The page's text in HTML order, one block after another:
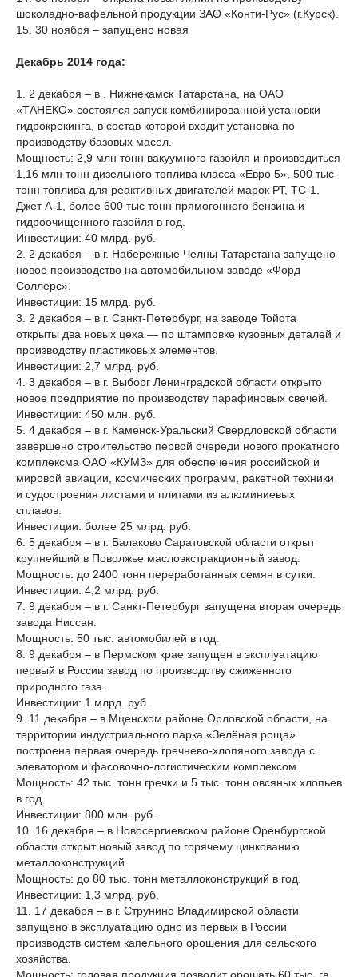
шоколадно-вафельной продукции ЗАО «Конти-Рус» (г.Курск).
15. 30 ноября – запущено новая
Декабрь 2014 года:
1. 2 декабря – в . Нижнекамск Татарстана, на ОАО
«ТАНЕКО» состоялся запуск комбинированной установки
гидрокрекинга, в состав которой входит установка по
производству базовых масел.
Мощность: 2,9 млн тонн вакуумного газойля и производиться
1,16 млн тонн дизельного топлива класса «Евро 5», 500 тыс
тонн топлива для реактивных двигателей марок РТ, ТС-1,
Джет А-1, более 600 тыс тонн прямогонного бензина и
гидроочищенного газойля в год.
Инвестиции: 40 млрд. руб.
2. 2 декабря – в г. Набережные Челны Татарстана запущено
новое производство на автомобильном заводе «Форд
Соллерс».
Инвестиции: 15 млрд. руб.
3. 2 декабря – в г. Санкт-Петербург, на заводе Toйота
открыты два новых цеха — по штамповке кузовных деталей и
производству пластиковых элементов.
Инвестиции: 2,7 млрд. руб.
4. 3 декабря – в г. Выборг Ленинградской области открыто
новое предприятие по производству парафиновых свечей.
Инвестиции: 450 млн. руб.
5. 4 декабря – в г. Каменск-Уральский Свердловской области
завершено строительство первой очереди нового прокатного
комплексма ОАО «КУМЗ» для обеспечения российской и
мировой авиации, космических программ, ракетной техники
и судостроения листами и плитами из алюминиевых
сплавов.
Инвестиции: более 25 млрд. руб.
6. 5 декабря – в г. Балаково Саратовской области открыт
крупнейший в Поволжье маслоэкстракционный завод.
Мощность: до 2400 тонн переработанных семян в сутки.
Инвестиции: 4,2 млрд. руб.
7. 9 декабря – в г. Санкт-Петербург запущена вторая очередь
завода Ниссан.
Мощность: 50 тыс. автомобилей в год.
8. 9 декабря – в Пермском крае запущен в эксплуатацию
первый в России завод по производству сжиженного
природного газа.
Инвестиции: 1 млрд. руб.
9. 11 декабря – в Мценском районе Орловской области, на
территории индустриального парка «Зелёная роща»
построена первая очередь гречнево-хлопяного завода с
элеватором и фасовочно-логистическим комплексом.
Мощность: 42 тыс. тонн гречки и 5 тыс. тонн овсяных хлопьев
в год.
Инвестиции: 800 млн. руб.
10. 16 декабря – в Новосергиевском районе Оренбургской
области открыт новый завод по горячему цинкованию
металлоконструкций.
Мощность: до 80 тыс. тонн металлоконструкций в год.
Инвестиции: 1,3 млрд. руб.
11. 17 декабря – в г. Струнино Владимирской области
запущено в эксплуатацию одно из первых в России
производств систем капельного орошения для сельского
хозяйства.